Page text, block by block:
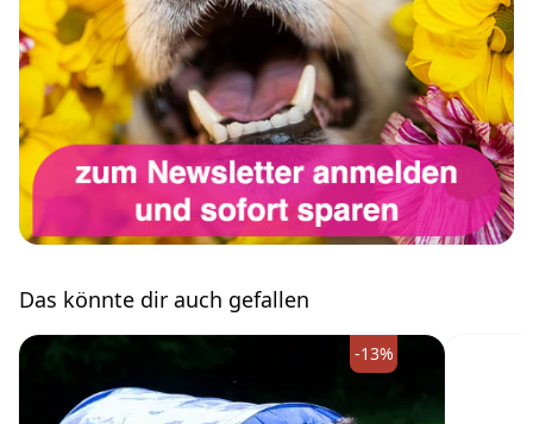
Das könnte dir auch gefallen
-13%